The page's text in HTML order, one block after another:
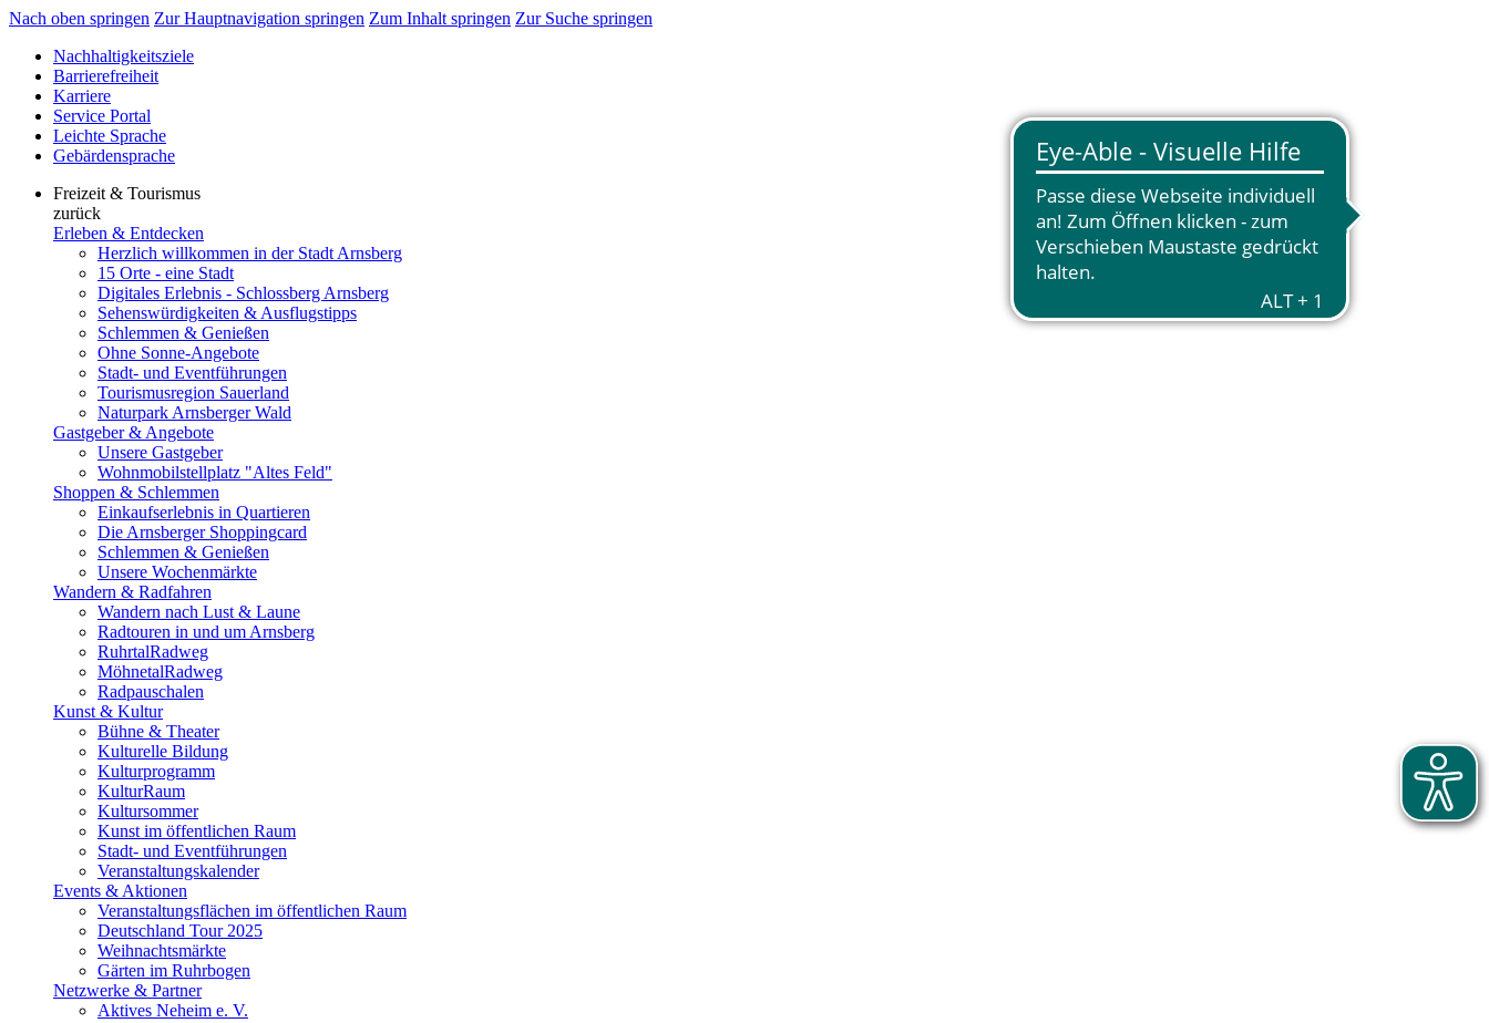
Nach oben springen Zur Hauptnavigation springen Zum Inhalt springen Zur Suche springen
Nachhaltigkeitsziele
Barrierefreiheit
Karriere
Service Portal
Leichte Sprache
Gebärdensprache
Freizeit & Tourismus
zurück
Erleben & Entdecken
Herzlich willkommen in der Stadt Arnsberg
15 Orte - eine Stadt
Digitales Erlebnis - Schlossberg Arnsberg
Sehenswürdigkeiten & Ausflugstipps
Schlemmen & Genießen
Ohne Sonne-Angebote
Stadt- und Eventführungen
Tourismusregion Sauerland
Naturpark Arnsberger Wald
Gastgeber & Angebote
Unsere Gastgeber
Wohnmobilstellplatz "Altes Feld"
Shoppen & Schlemmen
Einkaufserlebnis in Quartieren
Die Arnsberger Shoppingcard
Schlemmen & Genießen
Unsere Wochenmärkte
Wandern & Radfahren
Wandern nach Lust & Laune
Radtouren in und um Arnsberg
RuhrtalRadweg
MöhnetalRadweg
Radpauschalen
Kunst & Kultur
Bühne & Theater
Kulturelle Bildung
Kulturprogramm
KulturRaum
Kultursommer
Kunst im öffentlichen Raum
Stadt- und Eventführungen
Veranstaltungskalender
Events & Aktionen
Veranstaltungsflächen im öffentlichen Raum
Deutschland Tour 2025
Weihnachtsmärkte
Gärten im Ruhrbogen
Netzwerke & Partner
Aktives Neheim e. V.